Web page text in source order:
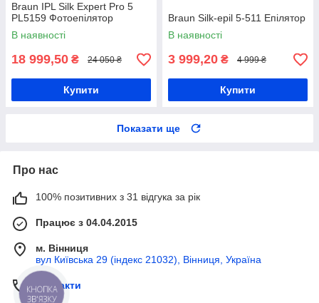
Braun IPL Silk Expert Pro 5
PL5159 Фотоепілятор
В наявності
18 999,50 ₴ 24 050 ₴
Купити
Braun Silk-epil 5-511 Епілятор
В наявності
3 999,20 ₴ 4 999 ₴
Купити
Показати ще
Про нас
100% позитивних з 31 відгука за рік
Працює з 04.04.2015
м. Вінниця
вул Київська 29 (індекс 21032), Вінниця, Україна
Контакти
КНОПКА
ЗВ'ЯЗКУ